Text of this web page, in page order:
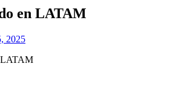
en LATAM
2025